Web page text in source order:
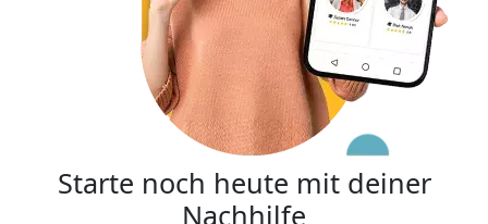
Starte noch heute mit deiner
Nachhilfe